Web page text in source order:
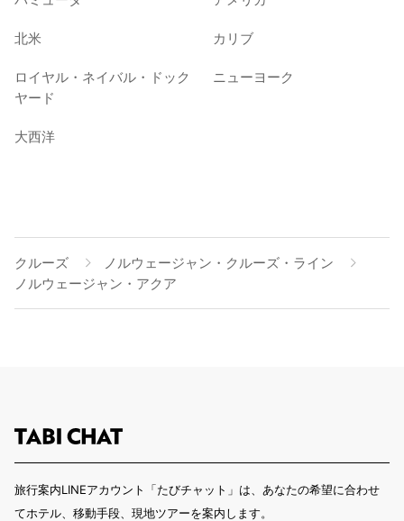
北米 カリブ
ロイヤル・ネイバル・ドック
ヤード
ニューヨーク
大西洋
クルーズ
ノルウェージャン・クルーズ・ライン
ノルウェージャン・アクア
旅行案内LINEアカウント「たびチャット」は、あなたの希望に合わせ
てホテル、移動手段、現地ツアーを案内します。